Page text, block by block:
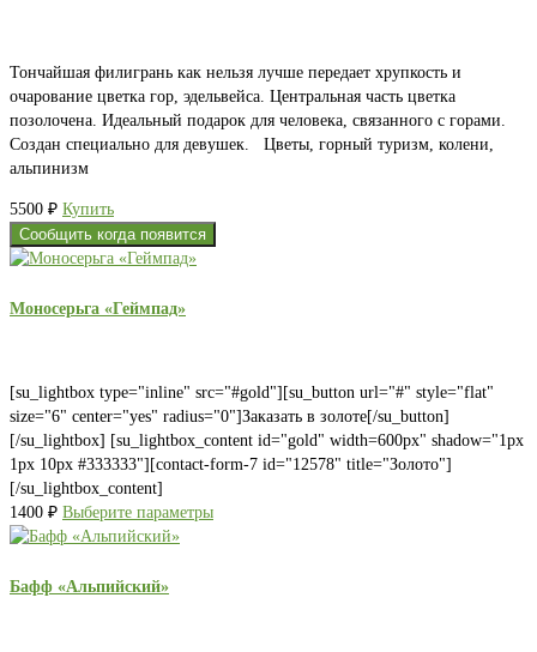
Тончайшая филигрань как нельзя лучше передает хрупкость и
очарование цветка гор, эдельвейса. Центральная часть цветка
позолочена. Идеальный подарок для человека, связанного с горами.
Создан специально для девушек. Цветы, горный туризм, колени,
альпинизм
5500 ₽ Купить
Сообщить когда появится
Моносерьга «Геймпад»
[su_lightbox type="inline" src="#gold"][su_button url="#" style="flat"
size="6" center="yes" radius="0"]Заказать в золоте[/su_button]
[/su_lightbox] [su_lightbox_content id="gold" width=600px" shadow="1px
1px 10px #333333"][contact-form-7 id="12578" title="Золото"]
[/su_lightbox_content]
1400 ₽ Выберите параметры
Бафф «Альпийский»